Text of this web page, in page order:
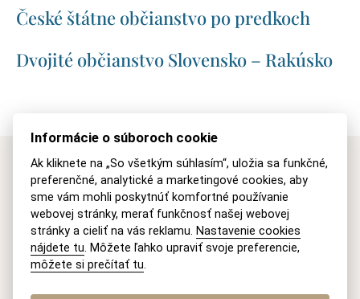
České štátne občianstvo po predkoch
Dvojité občianstvo Slovensko – Rakúsko
Máte záujem o naše
právne služby?
Kontaktujte nás
Informácie o súboroch cookie
Ak kliknete na „So všetkým súhlasím“, uložia sa funkčné,
preferenčné, analytické a marketingové cookies, aby
sme vám mohli poskytnúť komfortné používanie
webovej stránky, merať funkčnosť našej webovej
stránky a cieliť na vás reklamu. Nastavenie cookies
nájdete tu. Môžete ľahko upraviť svoje preferencie,
môžete si prečítať tu.